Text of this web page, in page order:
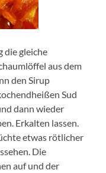
die gleiche
aus dem
den Sirup
Sud
dann wieder
Erkalten lassen.
etwas rötlicher
Die
auf und der